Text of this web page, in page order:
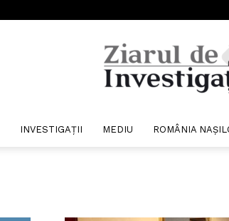
INVESTIGAȚII MEDIU ROMÂNIA